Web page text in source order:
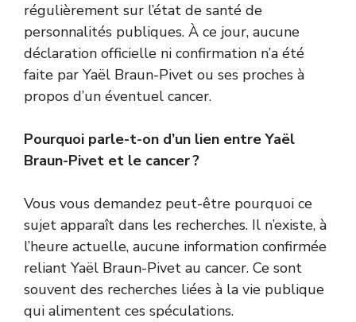
régulièrement sur l’état de santé de
personnalités publiques. À ce jour, aucune
déclaration officielle ni confirmation n’a été
faite par Yaël Braun-Pivet ou ses proches à
propos d’un éventuel cancer.
Pourquoi parle-t-on d’un lien entre Yaël
Braun-Pivet et le cancer ?
Vous vous demandez peut-être pourquoi ce
sujet apparaît dans les recherches. Il n’existe, à
l’heure actuelle, aucune information confirmée
reliant Yaël Braun-Pivet au cancer. Ce sont
souvent des recherches liées à la vie publique
qui alimentent ces spéculations.